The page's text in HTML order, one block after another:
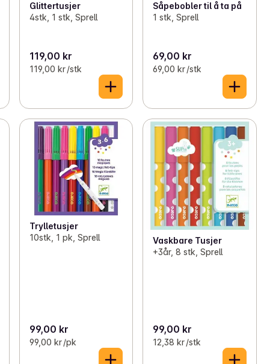
Glittertusjer
4stk, 1 stk, Sprell
119,00 kr
119,00 kr /stk
Såpebobler til å ta på
1 stk, Sprell
69,00 kr
69,00 kr /stk
Trylletusjer
10stk, 1 pk, Sprell
99,00 kr
99,00 kr /pk
Vaskbare Tusjer
+3år, 8 stk, Sprell
99,00 kr
12,38 kr /stk